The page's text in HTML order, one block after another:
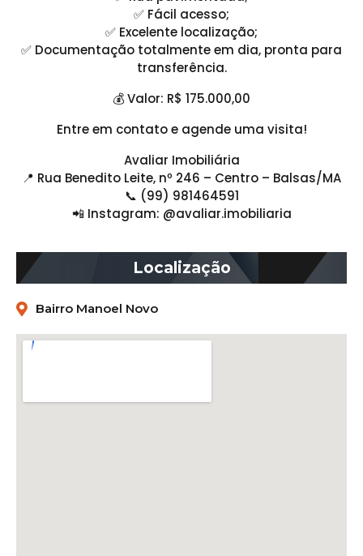
✅ Fácil acesso;
✅ Excelente localização;
✅ Documentação totalmente em dia, pronta para
transferência.
💰 Valor: R$ 175.000,00
Entre em contato e agende uma visita!
Avaliar Imobiliária
📍 Rua Benedito Leite, nº 246 – Centro – Balsas/MA
📞 (99) 981464591
📲 Instagram: @avaliar.imobiliaria
Localização
Bairro Manoel Novo